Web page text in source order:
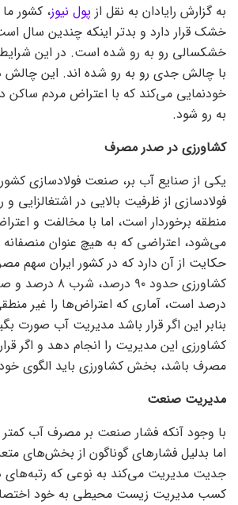
به گزارش رایادان به نقل از پول نیوز، کشور
خشک قرار دارد و بدتر اینکه چندین سال
خشکسالی رو به رو شده است. در این
با چالش جدی رو به رو شده اند. این چالش
خودنمایی می‌کند که با اعتراض مردم
به رو شود.
کشاورزی در صدر مصرف
یکی از صنایع آب بر، صنعت فولادسازی
فولادسازی از ظرفیت بالایی در اشتغالزایی
منطقه برخوردار است، اما با مخالفت و
می‌شود، اعتراضی که به هیچ عنوان
حکایت از آن دارد که در کشور ایران سهم
درصد است، آماری که اعتراض‌ها را غیر
بنابر این اگر قرار باشد مدیریت آب صورت
کشاورزی این مدیریت را انجام دهد و اگر
مصرف باشد، بخش کشاورزی باید الگوی خود
مدیریت صنعت
با وجود آنکه فشار صنعت بر مصرف آب
اما بدلیل فشار‌های گوناگون از بخش‌های
جدیت مدیریت می‌کند به نوعی که رتبه‌های
کسب مدیریت زیست محیطی به خود